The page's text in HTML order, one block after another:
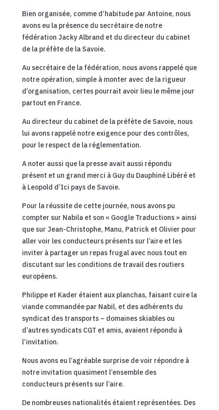
Bien organisée, comme d’habitude par Antoine, nous
avons eu la présence du secrétaire de notre
fédération Jacky Albrand et du directeur du cabinet
de la préfète de la Savoie.
Au secrétaire de la fédération, nous avons rappelé que
notre opération, simple à monter avec de la rigueur
d’organisation, certes pourrait avoir lieu le même jour
partout en France.
Au directeur du cabinet de la préfète de Savoie, nous
lui avons rappelé notre exigence pour des contrôles,
pour le respect de la réglementation.
A noter aussi que la presse avait aussi répondu
présent et un grand merci à Guy du Dauphiné Libéré et
à Leopold d’Ici pays de Savoie.
Pour la réussite de cette journée, nous avons pu
compter sur Nabila et son « Google Traductions » ainsi
que sur Jean-Christophe, Manu, Patrick et Olivier pour
aller voir les conducteurs présents sur l’aire et les
inviter à partager un repas frugal avec nous tout en
discutant sur les conditions de travail des routiers
européens.
Philippe et Kader étaient aux planchas, faisant cuire la
viande commandée par Nabil, et des adhérents du
syndicat des transports – domaines skiables ou
d’autres syndicats CGT et amis, avaient répondu à
l’invitation.
Nous avons eu l’agréable surprise de voir répondre à
notre invitation quasiment l’ensemble des
conducteurs présents sur l’aire.
De nombreuses nationalités étaient représentées. Des